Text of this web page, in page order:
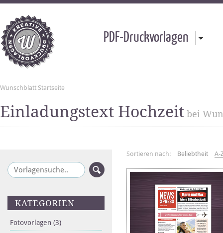
PDF-Druckvorlagen
Wunschblatt Startseite
Einladungstext Hochzeit bei
KATEGORIEN
Fotovorlagen (3)
Sortieren nach: Beliebtheit A-